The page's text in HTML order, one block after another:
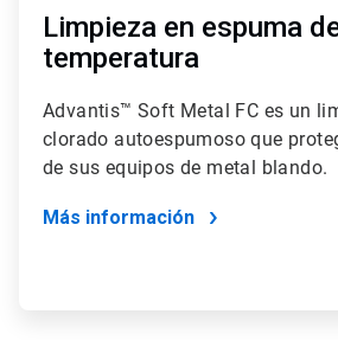
Limpieza en espuma
temperatura
Advantis™ Soft Metal FC es un
clorado autoespumoso que
de sus equipos de metal blando.
Más información